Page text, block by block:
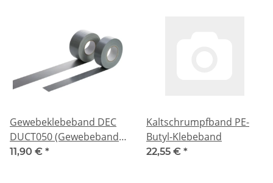
Gewebeklebeband DEC
DUCT050 (Gewebeband /
Reparaturband)
11,90 € *
Kaltschrumpfband PE-
Butyl-Klebeband
22,55 € *